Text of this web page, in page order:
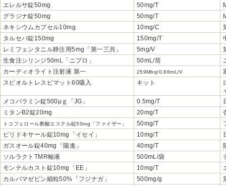
エレルサ錠50mg 50mg/T
グラジナ錠50mg
50mg/T
ネキシウムカプセル10mg
10mg/C
タルセバ錠150mg
150mg/T
レミフェンタニル静注用5mg「第一三共」
5mg/V
生食注シリンジ50mL「ニプロ」
50mL/筒
カーディオライト注射液 第一
259Mbq/0.86mL/V
スピオルトレスピマット60吸入
キット
メコバラミン錠500μｇ「JG」 0.5mg/T
ミタンB2錠20mg
20mg/T
トコフェロール酢酸エステル錠50mg「ファイザー」 50mg/T
ピリドキサール錠10mg「イセイ」
10mg/T
ガスオール錠40mg「陽進」
40mg/T
ソルラクトTMR輸液
500mL/袋
モンテルカスト錠10mg「EE」
10mg/T
カルバマゼピン細粒50%「フジナガ」
500mg/g